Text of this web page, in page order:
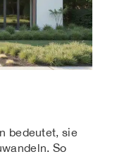
bedeutet, sie
So